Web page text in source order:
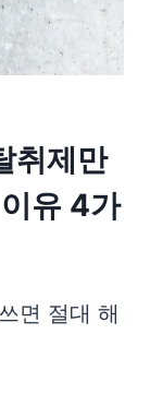
취제만
유 4가
면 절대 해